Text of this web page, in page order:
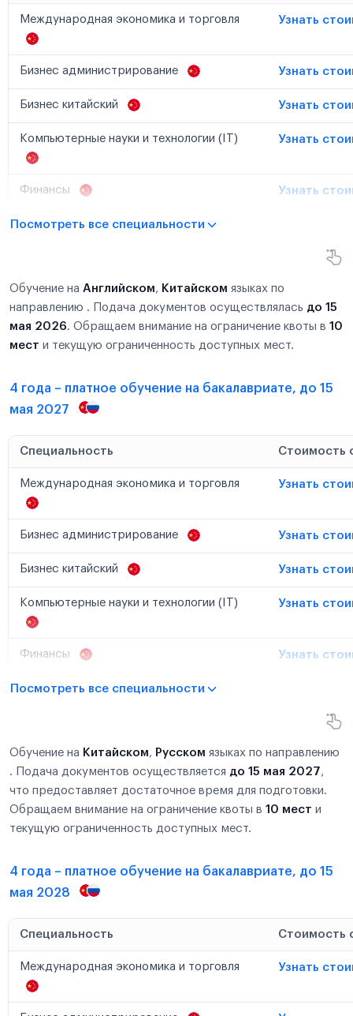
Международная экономика и торговля Узнать
Бизнес администрирование Узнать
Бизнес китайский Узнать
Компьютерные науки и технологии (IT) Узнать
Финансы Узнать
Посмотреть все специальности
Обучение на Английском, Китайском языках по
направлению . Подача документов осуществлялась до 15
мая 2026. Обращаем внимание на ограничение квоты в 10
мест и текущую ограниченность доступных мест.
4 года – платное обучение на бакалавриате, до 15
мая 2027
Специальность Стоимость
Международная экономика и торговля Узнать
Бизнес администрирование Узнать
Бизнес китайский Узнать
Компьютерные науки и технологии (IT) Узнать
Финансы Узнать
Посмотреть все специальности
Обучение на Китайском, Русском языках по направлению
. Подача документов осуществляется до 15 мая 2027,
что предоставляет достаточное время для подготовки.
Обращаем внимание на ограничение квоты в 10 мест и
текущую ограниченность доступных мест.
4 года – платное обучение на бакалавриате, до 15
мая 2028
Специальность Стоимость
Международная экономика и торговля Узнать